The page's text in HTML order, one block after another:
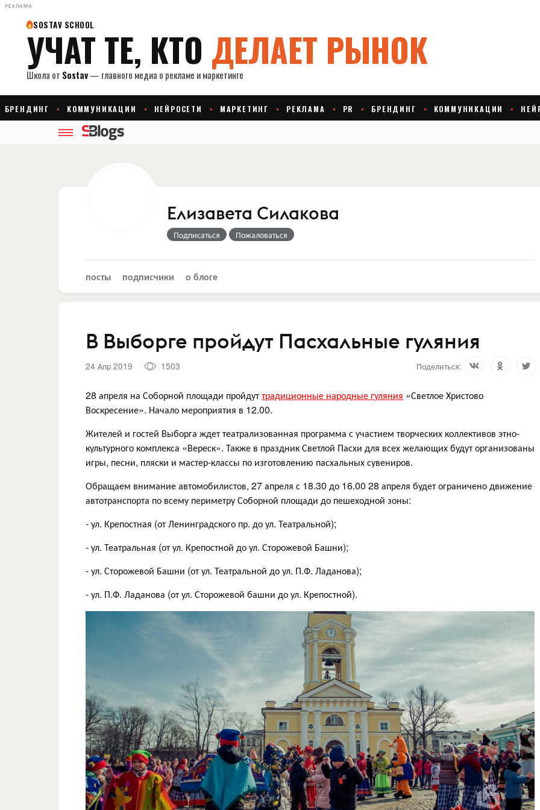
РЕКЛАМА
Елизавета Силакова
Подписаться Пожаловаться
посты подписчики о блоге
В Выборге пройдут Пасхальные гуляния
24 Апр 2019 1503 Поделиться:
28 апреля на Соборной площади пройдуттрадиционные народные гуляния «Светлое Христово
Воскресение». Начало мероприятия в 12.00.
Жителей и гостей Выборга ждет театрализованная программа с участием творческих коллективов этно-
культурного комплекса «Вереск». Также в праздник Светлой Пасхи для всех желающих будут организованы
игры, песни, пляски и мастер-классы по изготовлению пасхальных сувениров.
Обращаем внимание автомобилистов, 27 апреля с 18.30 до 16.00 28 апреля будет ограничено движение
автотранспорта по всему периметру Соборной площади до пешеходной зоны:
- ул. Крепостная (от Ленинградского пр. до ул. Театральной);
- ул. Театральная (от ул. Крепостной до ул. Сторожевой Башни);
- ул. Сторожевой Башни (от ул. Театральной до ул. П.Ф. Ладанова);
- ул. П.Ф. Ладанова (от ул. Сторожевой башни до ул. Крепостной).